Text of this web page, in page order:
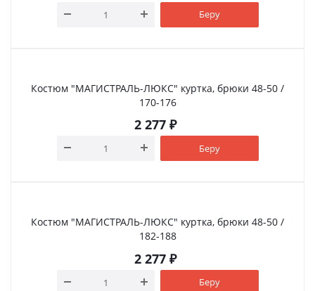
Беру
Костюм "МАГИСТРАЛЬ-ЛЮКС" куртка, брюки 48-50 /
170-176
2 277₽
Беру
Костюм "МАГИСТРАЛЬ-ЛЮКС" куртка, брюки 48-50 /
182-188
2 277₽
Беру